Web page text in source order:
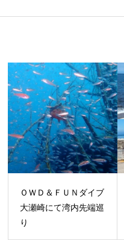
西伊豆１泊ＯＷＤ海洋
実習 獅子浜～平沢